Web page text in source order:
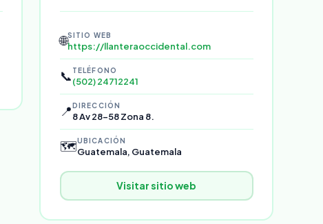
🌐SITIO WEB
https://llanteraoccidental.com
📞 TELÉFONO
(502) 24712241
📍DIRECCIÓN
8 Av 28-58 Zona 8.
🗺️UBICACIÓN
Guatemala, Guatemala
Visitar sitio web